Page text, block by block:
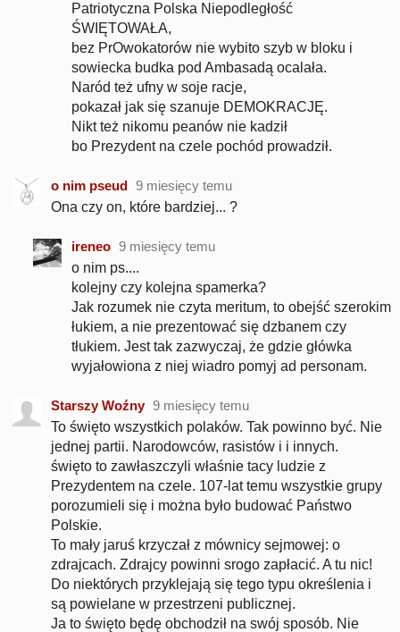
Patriotyczna Polska Niepodległość
ŚWIĘTOWAŁA,
bez PrOwokatorów nie wybito szyb w bloku i
sowiecka budka pod Ambasadą ocalała.
Naród też ufny w soje racje,
pokazał jak się szanuje DEMOKRACJĘ.
Nikt też nikomu peanów nie kadził
bo Prezydent na czele pochód prowadził.
o nim pseud 9 miesięcy temu
Ona czy on, które bardziej... ?
ireneo 9 miesięcy temu
o nim ps....
kolejny czy kolejna spamerka?
Jak rozumek nie czyta meritum, to obejść szerokim
łukiem, a nie prezentować się dzbanem czy
tłukiem. Jest tak zazwyczaj, że gdzie główka
wyjałowiona z niej wiadro pomyj ad personam.
Starszy Woźny 9 miesięcy temu
To święto wszystkich polaków. Tak powinno być. Nie
jednej partii. Narodowców, rasistów i i innych.
święto to zawłaszczyli właśnie tacy ludzie z
Prezydentem na czele. 107-lat temu wszystkie grupy
porozumieli się i można było budować Państwo
Polskie.
To mały jaruś krzyczał z mównicy sejmowej: o
zdrajcach. Zdrajcy powinni srogo zapłacić. A tu nic!
Do niektórych przyklejają się tego typu określenia i
są powielane w przestrzeni publicznej.
Ja to święto będę obchodził na swój sposób. Nie